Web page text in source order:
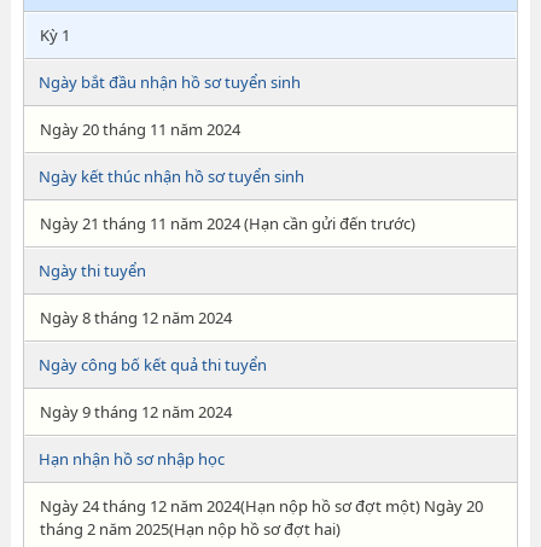
Kỳ 1
Ngày bắt đầu nhận hồ sơ tuyển sinh
Ngày 20 tháng 11 năm 2024
Ngày kết thúc nhận hồ sơ tuyển sinh
Ngày 21 tháng 11 năm 2024 (Hạn cần gửi đến trước)
Ngày thi tuyển
Ngày 8 tháng 12 năm 2024
Ngày công bố kết quả thi tuyển
Ngày 9 tháng 12 năm 2024
Hạn nhận hồ sơ nhập học
Ngày 24 tháng 12 năm 2024(Hạn nộp hồ sơ đợt một) Ngày 20
tháng 2 năm 2025(Hạn nộp hồ sơ đợt hai)